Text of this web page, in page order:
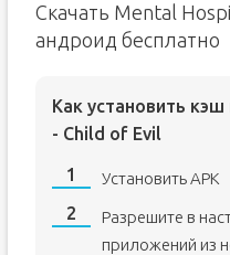
Скачать Mental
андроид бесплатно
Как установить
- Child of Evil
Установить APK
Разрешите в
приложений из